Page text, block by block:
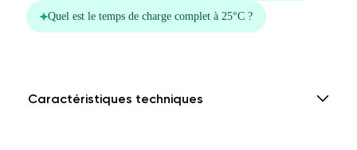
Caractéristiques techniques